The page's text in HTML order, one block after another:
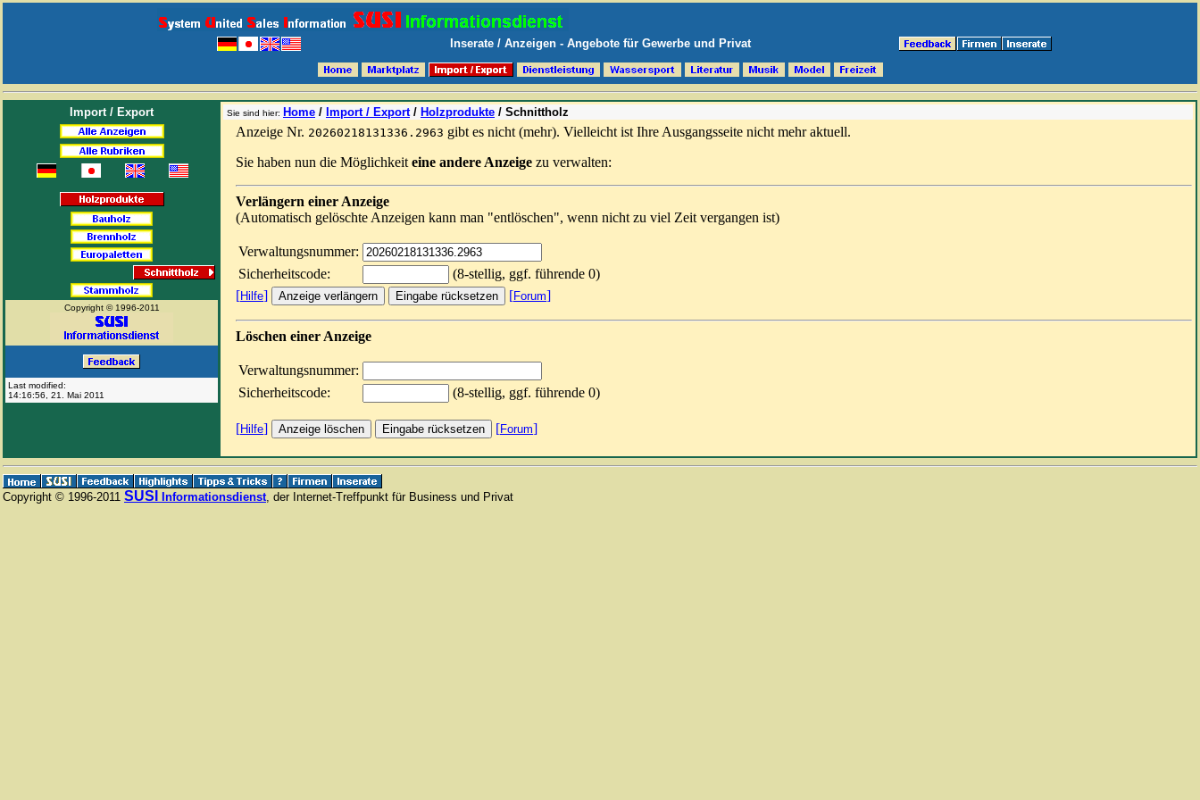
Inserate / Anzeigen - Angebote für Gewerbe und Privat
Import / Export
Copyright © 1996-2011
Last modified:
14:16:56
21. Mai 2011
Sie sind hier: Home / Import / Export/ Holzprodukte / Schnittholz
Anzeige Nr. 20260218131336.2963 gibt es nicht (mehr). Vielleicht ist Ihre Ausgangsseite nicht mehr aktuell.
Sie haben nun die Möglichkeit eine andere Anzeige zu verwalten:
Verlängern einer Anzeige
(Automatisch gelöschte Anzeigen kann man "entlöschen", wenn nicht zu viel Zeit vergangen ist)
Verwaltungsnummer:
Sicherheitscode:
(8-stellig, ggf. führende 0)
[Hilfe] [Forum]
Löschen einer Anzeige
Verwaltungsnummer:
Sicherheitscode:
(8-stellig, ggf. führende 0)
[Hilfe] [Forum]
Copyright © 1996-2011 SUSI Informationsdienst, der Internet-Treffpunkt für Business und Privat